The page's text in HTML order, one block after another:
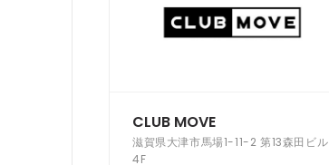
CLUB MOVE
滋賀県大津市馬場1-11-2 第13森田ビル
4F